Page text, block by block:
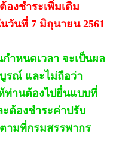
งชำระเพิ่มเติม
วันที่ 7 มิถุนายน 2561
ำหนดเวลา จะเป็นผล
รณ์ และไม่ถือว่า
ท่านต้องไปยื่นแบบที่
ต้องชำระค่าปรับ
ามที่กรมสรรพากร